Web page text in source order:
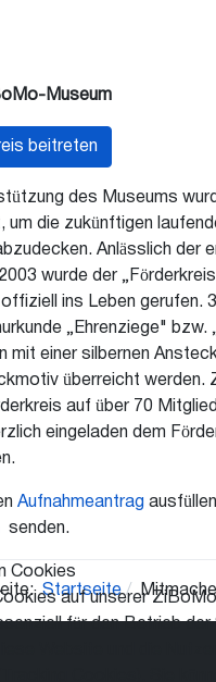
Museum
beitreten
des Museums
um die zukünftigen
Anlässlich der
wurde der
ins Leben gerufen.
„Ehrenziege" bzw.
mit einer silbernen
überreicht werden.
auf über 70
eingeladen dem
Aufnahmeantrag
senden.
Startseite
Cookies
auf unserer
für den Betrieb der